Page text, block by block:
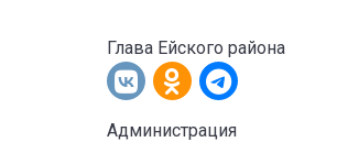
Глава Ейского района
Администрация